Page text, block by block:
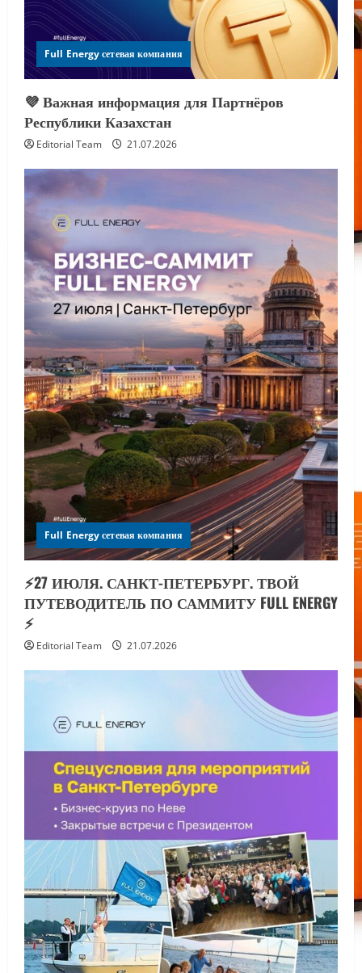
Full Energy сетевая компания
💜 Важная информация для Партнёров
Республики Казахстан
Editorial Team 21.07.2026
Full Energy сетевая компания
⚡️27 ИЮЛЯ. САНКТ-ПЕТЕРБУРГ. ТВОЙ
ПУТЕВОДИТЕЛЬ ПО САММИТУ FULL ENERGY
⚡️
Editorial Team 21.07.2026